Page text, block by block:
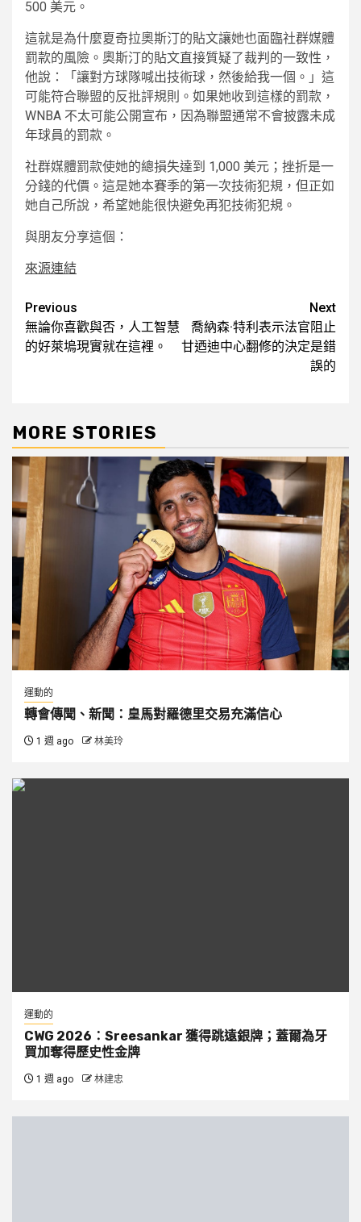
500 美元。
這就是為什麼夏奇拉奧斯汀的貼文讓她也面臨社群媒體
罰款的風險。奧斯汀的貼文直接質疑了裁判的一致性，
他說：「讓對方球隊喊出技術球，然後給我一個。」這
可能符合聯盟的反批評規則。如果她收到這樣的罰款，
WNBA 不太可能公開宣布，因為聯盟通常不會披露未成
年球員的罰款。
社群媒體罰款使她的總損失達到 1,000 美元；挫折是一
分錢的代價。這是她本賽季的第一次技術犯規，但正如
她自己所說，希望她能很快避免再犯技術犯規。
與朋友分享這個：
來源連結
Post
navigation
Previous
無論你喜歡與否，人工智慧
的好萊塢現實就在這裡。
Next
喬納森·特利表示法官阻止
甘迺迪中心翻修的決定是錯
誤的
MORE STORIES
運動的
轉會傳聞、新聞：皇馬對羅德里交易充滿信心
1 週 ago 林美玲
運動的
CWG 2026：Sreesankar 獲得跳遠銀牌；蓋爾為牙
買加奪得歷史性金牌
1 週 ago 林建忠